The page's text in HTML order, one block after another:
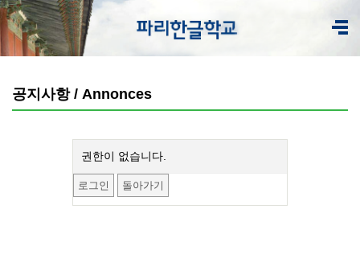
공지사항 / Annonces
권한이 없습니다.
로그인 돌아가기